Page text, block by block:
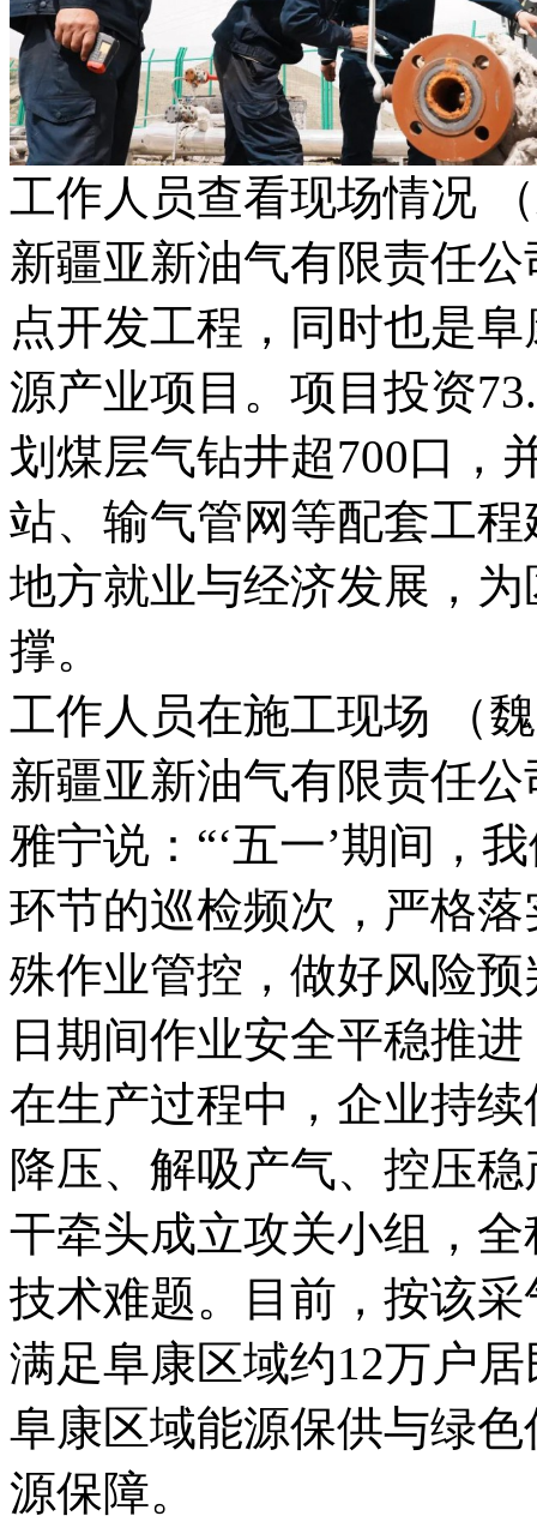
工作人员查看现场情况
新疆亚新油气有限责任
点开发工程，同时也是
源产业项目。项目投资
划煤层气钻井超700口，
站、输气管网等配套工
地方就业与经济发展，
撑。
工作人员在施工现场 （
新疆亚新油气有限责任
雅宁说：“‘五一’期间，
环节的巡检频次，严格
殊作业管控，做好风险
日期间作业安全平稳推
在生产过程中，企业持
降压、解吸产气、控压
干牵头成立攻关小组，
技术难题。目前，按该
满足阜康区域约12万户
阜康区域能源保供与绿
源保障。